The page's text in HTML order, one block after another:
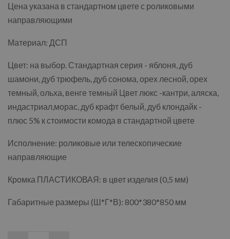
Цена указана в стандартном цвете с роликовыми
направляющими
Материал: ДСП
Цвет: на выбор. Стандартная серия - яблоня, дуб
шамони, дуб трюфель, дуб сонома, орех лесной, орех
темный, ольха, венге темный Цвет люкс -кантри, аляска,
индастриал,морас, дуб крафт белый, дуб клондайк -
плюс 5% к стоимости комода в стандартной цвете
Исполнение: роликовые или телескопические
направляющие
Кромка ПЛАСТИКОВАЯ: в цвет изделия (0,5 мм)
Габаритные размеры (Ш*Г*В): 800*380*850 мм